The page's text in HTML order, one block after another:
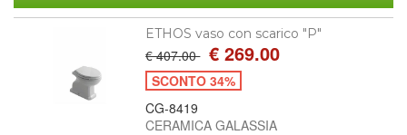
ETHOS vaso con scarico "P"
€ 407.00 € 269.00
SCONTO 34%
CG-8419
CERAMICA GALASSIA